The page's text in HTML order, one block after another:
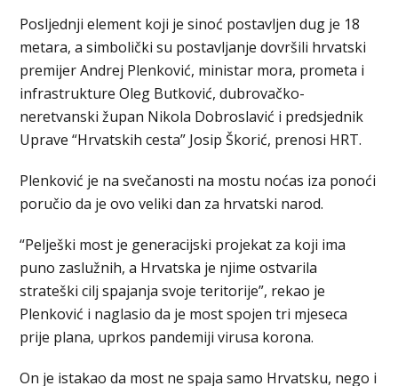
Posljednji element koji je sinoć postavljen dug je 18
metara, a simbolički su postavljanje dovršili hrvatski
premijer Andrej Plenković, ministar mora, prometa i
infrastrukture Oleg Butković, dubrovačko-
neretvanski župan Nikola Dobroslavić i predsjednik
Uprave “Hrvatskih cesta” Josip Škorić, prenosi HRT.
Plenković je na svečanosti na mostu noćas iza ponoći
poručio da je ovo veliki dan za hrvatski narod.
“Pelješki most je generacijski projekat za koji ima
puno zaslužnih, a Hrvatska je njime ostvarila
strateški cilj spajanja svoje teritorije”, rekao je
Plenković i naglasio da je most spojen tri mjeseca
prije plana, uprkos pandemiji virusa korona.
On je istakao da most ne spaja samo Hrvatsku, nego i